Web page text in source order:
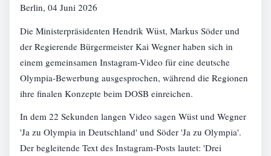
Berlin, 04 Juni 2026
Die Ministerpräsidenten Hendrik Wüst, Markus Söder und
der Regierende Bürgermeister Kai Wegner haben sich in
einem gemeinsamen Instagram-Video für eine deutsche
Olympia-Bewerbung ausgesprochen, während die Regionen
ihre finalen Konzepte beim DOSB einreichen.
In dem 22 Sekunden langen Video sagen Wüst und Wegner
'Ja zu Olympia in Deutschland' und Söder 'Ja zu Olympia'.
Der begleitende Text des Instagram-Posts lautet: 'Drei